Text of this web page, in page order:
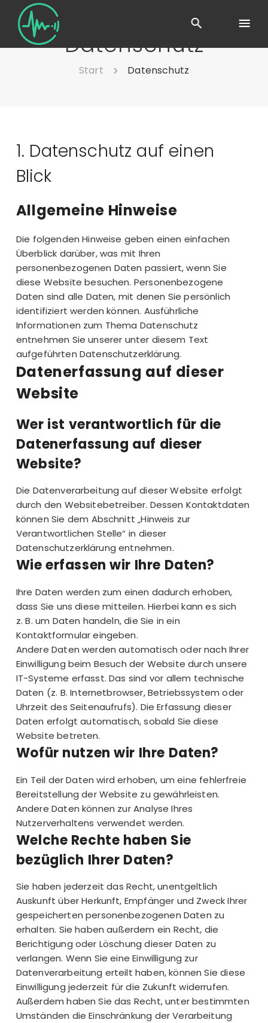
Datenschutz
Start Datenschutz
1. Datenschutz auf einen
Blick
Allgemeine Hinweise
Die folgenden Hinweise geben einen einfachen
Überblick darüber, was mit Ihren
personenbezogenen Daten passiert, wenn Sie
diese Website besuchen. Personenbezogene
Daten sind alle Daten, mit denen Sie persönlich
identifiziert werden können. Ausführliche
Informationen zum Thema Datenschutz
entnehmen Sie unserer unter diesem Text
aufgeführten Datenschutzerklärung.
Datenerfassung auf dieser
Website
Wer ist verantwortlich für die
Datenerfassung auf dieser
Website?
Die Datenverarbeitung auf dieser Website erfolgt
durch den Websitebetreiber. Dessen Kontaktdaten
können Sie dem Abschnitt „Hinweis zur
Verantwortlichen Stelle“ in dieser
Datenschutzerklärung entnehmen.
Wie erfassen wir Ihre Daten?
Ihre Daten werden zum einen dadurch erhoben,
dass Sie uns diese mitteilen. Hierbei kann es sich
z. B. um Daten handeln, die Sie in ein
Kontaktformular eingeben.
Andere Daten werden automatisch oder nach Ihrer
Einwilligung beim Besuch der Website durch unsere
IT-Systeme erfasst. Das sind vor allem technische
Daten (z. B. Internetbrowser, Betriebssystem oder
Uhrzeit des Seitenaufrufs). Die Erfassung dieser
Daten erfolgt automatisch, sobald Sie diese
Website betreten.
Wofür nutzen wir Ihre Daten?
Ein Teil der Daten wird erhoben, um eine fehlerfreie
Bereitstellung der Website zu gewährleisten.
Andere Daten können zur Analyse Ihres
Nutzerverhaltens verwendet werden.
Welche Rechte haben Sie
bezüglich Ihrer Daten?
Sie haben jederzeit das Recht, unentgeltlich
Auskunft über Herkunft, Empfänger und Zweck Ihrer
gespeicherten personenbezogenen Daten zu
erhalten. Sie haben außerdem ein Recht, die
Berichtigung oder Löschung dieser Daten zu
verlangen. Wenn Sie eine Einwilligung zur
Datenverarbeitung erteilt haben, können Sie diese
Einwilligung jederzeit für die Zukunft widerrufen.
Außerdem haben Sie das Recht, unter bestimmten
Umständen die Einschränkung der Verarbeitung